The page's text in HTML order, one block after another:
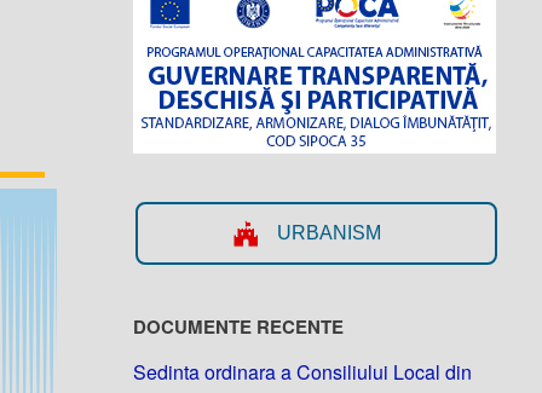
URBANISM
DOCUMENTE RECENTE
Sedinta ordinara a Consiliului Local din